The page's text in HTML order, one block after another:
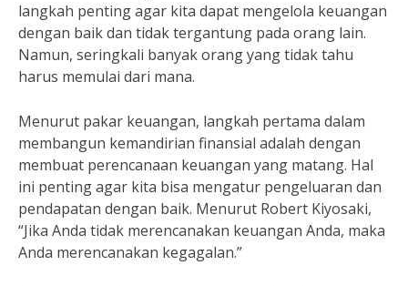
langkah penting agar kita dapat mengelola keuangan
dengan baik dan tidak tergantung pada orang lain.
Namun, seringkali banyak orang yang tidak tahu
harus memulai dari mana.
Menurut pakar keuangan, langkah pertama dalam
membangun kemandirian finansial adalah dengan
membuat perencanaan keuangan yang matang. Hal
ini penting agar kita bisa mengatur pengeluaran dan
pendapatan dengan baik. Menurut Robert Kiyosaki,
“Jika Anda tidak merencanakan keuangan Anda, maka
Anda merencanakan kegagalan.”